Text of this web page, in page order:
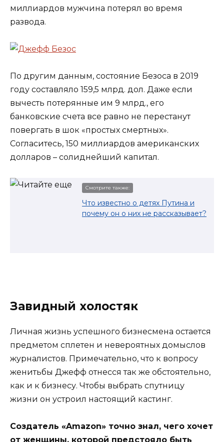
миллиардов мужчина потерял во время
развода.
По другим данным, состояние Безоса в 2019
году составляло 159,5 млрд. дол. Даже если
вычесть потерянные им 9 млрд., его
банковские счета все равно не перестанут
повергать в шок «простых смертных».
Согласитесь, 150 миллиардов американских
долларов – солиднейший капитал.
Смотрите также:
Что известно о детях Путина и
почему он о них не рассказывает?
Завидный холостяк
Личная жизнь успешного бизнесмена остается
предметом сплетен и невероятных домыслов
журналистов. Примечательно, что к вопросу
женитьбы Джефф отнесся так же обстоятельно,
как и к бизнесу. Чтобы выбрать спутницу
жизни он устроил настоящий кастинг.
Создатель «Amazon» точно знал, чего хочет
от женщины, которой предстояло быть